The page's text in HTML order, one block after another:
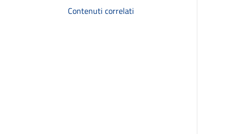
Contenuti correlati